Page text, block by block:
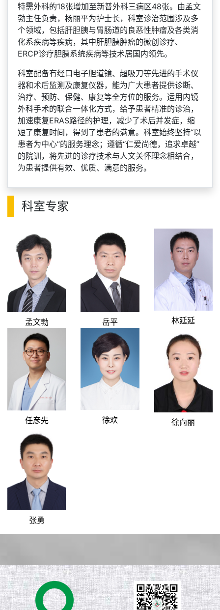
特需外科的18张增加至新普外科三病区48张。由孟文
勃主任负责，杨丽平为护士长，科室诊治范围涉及多
个领域，包括肝胆胰与胃肠道的良恶性肿瘤及各类消
化系疾病等疾病，其中肝胆胰肿瘤的微创诊疗、
ERCP诊疗胆胰系统疾病等技术居国内领先。
科室配备有经口电子胆道镜、超吸刀等先进的手术仪
器和术后监测及康复仪器，能为广大患者提供诊断、
治疗、预防、保健、康复等全方位的服务。运用内镜
外科手术的联合一体化方式，给予患者精准的诊治，
加速康复ERAS路径的护理，减少了术后并发症，缩
短了康复时间，得到了患者的满意。科室始终坚持“以
患者为中心”的服务理念；遵循“仁爱尚德，追求卓越”
的院训，将先进的诊疗技术与人文关怀理念相结合，
为患者提供有效、优质、满意的服务。
科室专家
孟文勃 岳平 林延延
任彦先 徐欢 徐向丽
张勇